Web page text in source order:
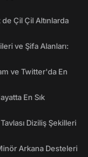
Çil Çil Altınlarda
ve Şifa Alanları:
ve Twitter'da En
En Sık
Diziliş Şekilleri
Arkana Desteleri